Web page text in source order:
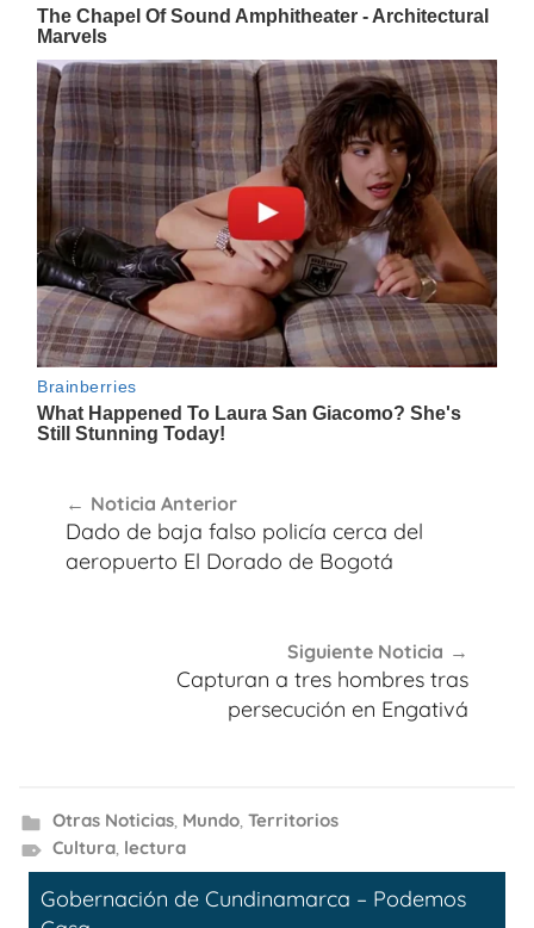
de
entradas
Noticia Anterior
Dado de baja falso policía cerca del
aeropuerto El Dorado de Bogotá
Siguiente Noticia
Capturan a tres hombres tras
persecución en Engativá
Otras Noticias, Mundo, Territorios
Cultura, lectura
Gobernación de Cundinamarca – Podemos